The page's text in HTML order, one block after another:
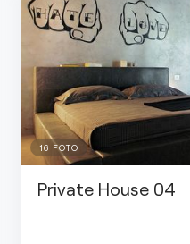
16 FOTO
Private House 04